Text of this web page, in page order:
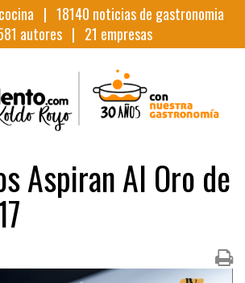
| 18140 noticias de gastronomia
autores | 21 empresas
Aspiran Al Oro de